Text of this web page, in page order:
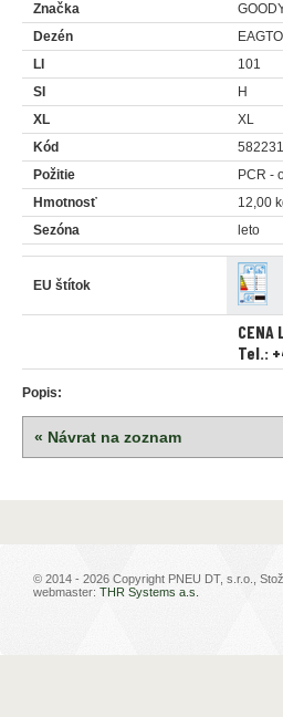
Značka
Dezén
LI
101
SI
H
XL
XL
Kód
582231
Požitie
PCR -
Hmotnosť
12,00
Sezóna
leto
EU štítok
CENA
Tel.:
Popis:
« Návrat na zoznam
© 2014 - 2026 Copyright PNEU DT, s.r.o.,
webmaster: THR Systems a.s.